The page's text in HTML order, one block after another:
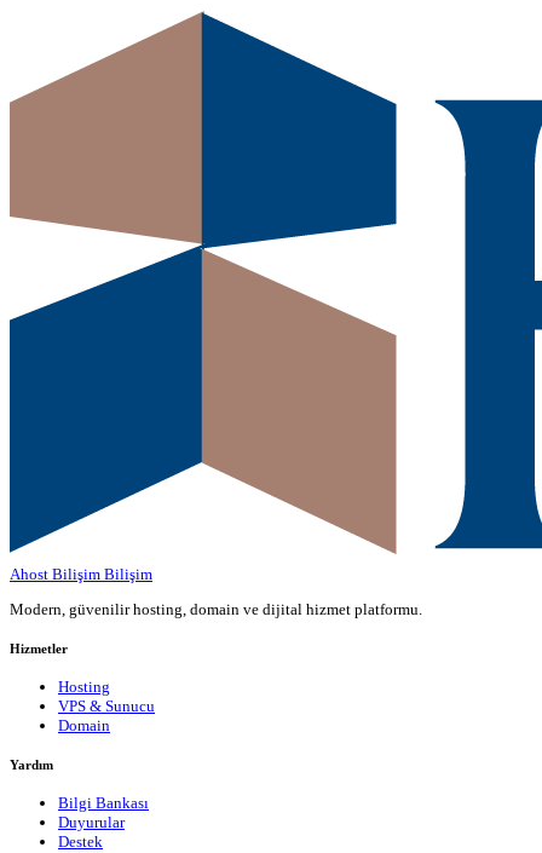
Ahost Bilişim Bilişim
Modern, güvenilir hosting, domain ve dijital hizmet platformu.
Hizmetler
Hosting
VPS & Sunucu
Domain
Yardım
Bilgi Bankası
Duyurular
Destek